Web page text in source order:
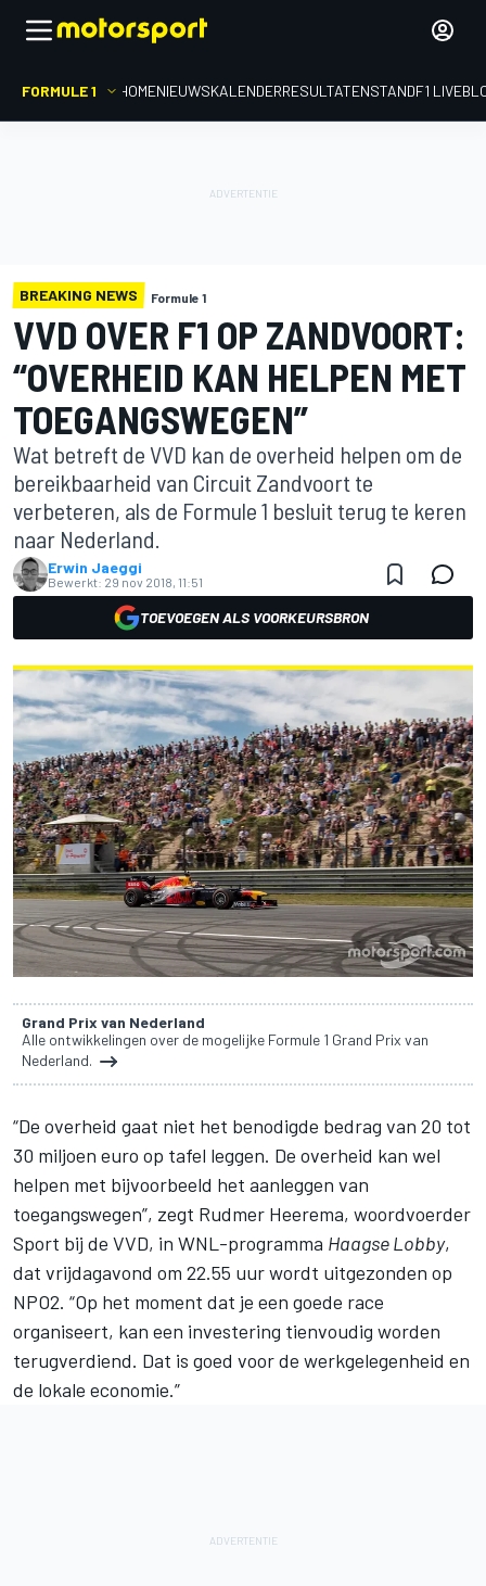
FORMULE 1 HOMENIEUWSKALENDERRESULTATENSTANDF1
BREAKING NEWS Formule 1
VVD OVER F1 OP ZANDVOORT:
“OVERHEID KAN HELPEN MET
TOEGANGSWEGEN”
Wat betreft de VVD kan de overheid helpen om de
bereikbaarheid van Circuit Zandvoort te
verbeteren, als de Formule 1 besluit terug te keren
naar Nederland.
Erwin Jaeggi
Bewerkt: 29 nov 2018, 11:51
TOEVOEGEN ALS VOORKEURSBRON
Grand Prix van Nederland
Alle ontwikkelingen over de mogelijke Formule 1 Grand Prix van
Nederland.
“De overheid gaat niet het benodigde bedrag van 20 tot
30 miljoen euro op tafel leggen. De overheid kan wel
helpen met bijvoorbeeld het aanleggen van
toegangswegen”, zegt Rudmer Heerema, woordvoerder
Sport bij de VVD, in WNL-programma Haagse Lobby,
dat vrijdagavond om 22.55 uur wordt uitgezonden op
NPO2. “Op het moment dat je een goede race
organiseert, kan een investering tienvoudig worden
terugverdiend. Dat is goed voor de werkgelegenheid en
de lokale economie.”